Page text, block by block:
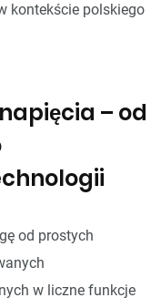
kontekście polskiego
– od
od prostych
w liczne funkcje